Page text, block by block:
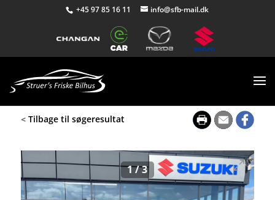
+45 97 85 16 11 info@sfb-mail.dk
< Tilbage til søgeresultat
1/3